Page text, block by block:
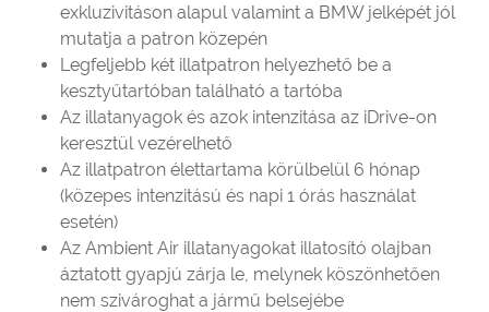
exkluzivitáson alapul valamint a BMW jelképét jól
mutatja a patron közepén
Legfeljebb két illatpatron helyezhető be a
kesztyűtartóban található a tartóba
Az illatanyagok és azok intenzitása az iDrive-on
keresztül vezérelhető
Az illatpatron élettartama körülbelül 6 hónap
(közepes intenzitású és napi 1 órás használat
esetén)
Az Ambient Air illatanyagokat illatosító olajban
áztatott gyapjú zárja le, melynek köszönhetően
nem szivároghat a jármű belsejébe